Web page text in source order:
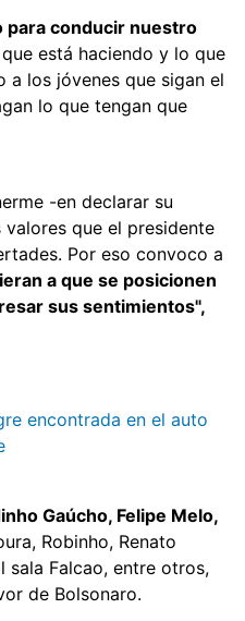
para conducir nuestro
está haciendo y lo que
a los jóvenes que sigan el
lo que tengan que
-en declarar su
que el presidente
Por eso convoco a
a que se posicionen
sus sentimientos",
encontrada en el auto
Gaúcho, Felipe Melo,
Robinho, Renato
sala Falcao, entre otros,
de Bolsonaro.